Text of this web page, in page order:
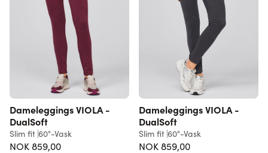
Dameleggings VIOLA -
DualSoft
Slim fit 60°-Vask
NOK 859,00
Dameleggings VIOLA -
DualSoft
Slim fit 60°-Vask
NOK 859,00